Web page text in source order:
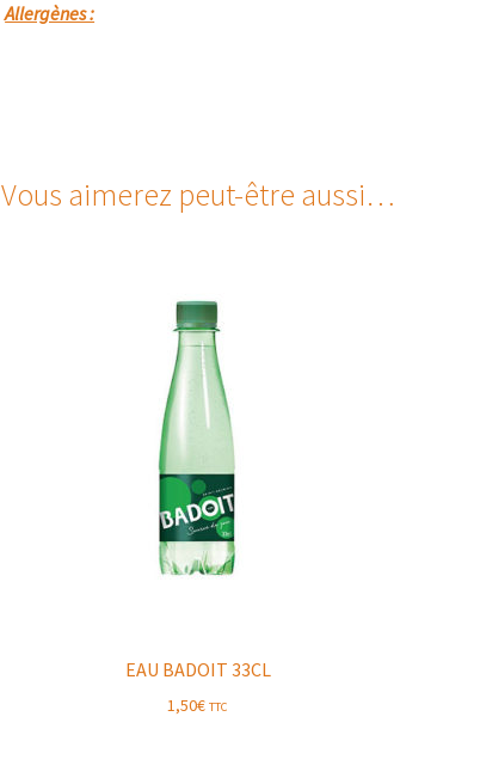
Allergènes :
Vous aimerez peut-être aussi…
EAU BADOIT 33CL
1,50€ TTC